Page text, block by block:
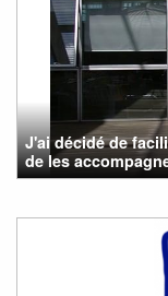
J'ai décidé de
de les